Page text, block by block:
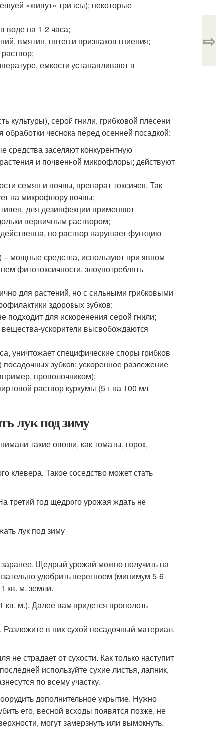
«живут» трипсы); некоторые
воде на 1-2 часа;
вмятин, пятен и признаков гниения;
емкости устанавливают в
культуры), серой гнили, грибковой плесени
чеснока перед осенней посадкой:
средства заселяют конкурентную
и почвенной микрофлоры; действуют
семян и почвы, препарат токсичен. Так
на микрофлору почвы;
для дезинфекции применяют
первичным раствором;
но раствор нарушает функцию
– мощные средства, используют при явном
фитотоксичности, злоупотреблять
для растений, но с сильными грибковыми
здоровых зубков;
подходит для искоренения серой гнили;
ускорители высвобождаются
уничтожает специфические споры грибков
зубков; ускоренное разложение
проволочником);
раствор куркумы (5 г на 100 мл
лук под зиму
такие овощи, как томаты, горох,
клевера. Такое соседство может стать
третий год щедрого урожая ждать не
заранее. Щедрый урожай можно получить на
удобрить перегноем (минимум 5-6
кв. м. земли.
кв. м.). Далее вам придется прополоть
в них сухой посадочный материал.
страдает от сухости. Как только наступит
используйте сухие листья, лапник,
по всему участку.
дополнительное укрытие. Нужно
его, весной всходы появятся позже, не
могут замерзнуть или вымокнуть.
⇨